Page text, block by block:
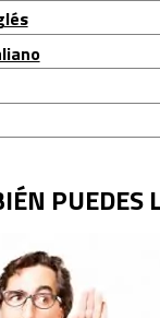
PUEDES